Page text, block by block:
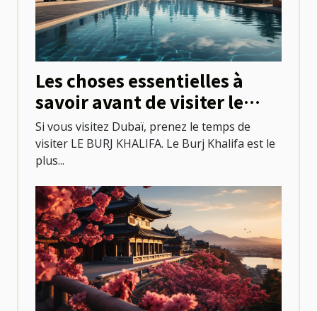
Les choses essentielles à
savoir avant de visiter le
Burj khalifa
Si vous visitez Dubaï, prenez le temps de
visiter LE BURJ KHALIFA. Le Burj Khalifa est le
plus...